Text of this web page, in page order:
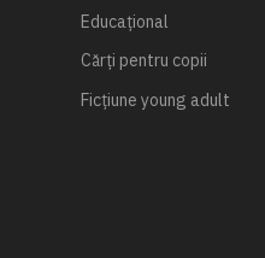
Educațional
Cărți pentru copii
Ficțiune young adult